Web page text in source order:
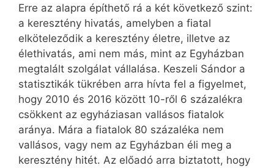
Erre az alapra építhető rá a két következő szint:
a keresztény hivatás, amelyben a fiatal
elköteleződik a keresztény életre, illetve az
élethivatás, ami nem más, mint az Egyházban
megtalált szolgálat vállalása. Keszeli Sándor a
statisztikák tükrében arra hívta fel a figyelmet,
hogy 2010 és 2016 között 10-ről 6 százalékra
csökkent az egyháziasan vallásos fiatalok
aránya. Mára a fiatalok 80 százaléka nem
vallásos, vagy nem az Egyházban éli meg a
keresztény hitét. Az előadó arra biztatott, hogy